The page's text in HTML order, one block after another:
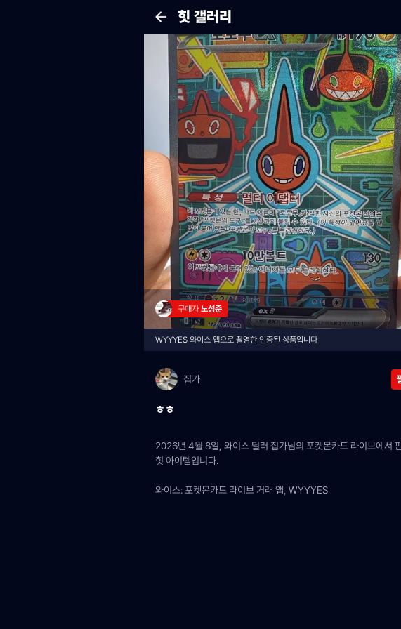
힛 갤러리
구매자 노성준
WYYYES 와이스 앱으로 촬영한 인증된 상품입니다
집가
ㅎㅎ
2026년 4월 8일, 와이스 딜러 집가님의 포켓몬카드 라이브에서
힛 아이템입니다.
와이스: 포켓몬카드 라이브 거래 앱, WYYYES